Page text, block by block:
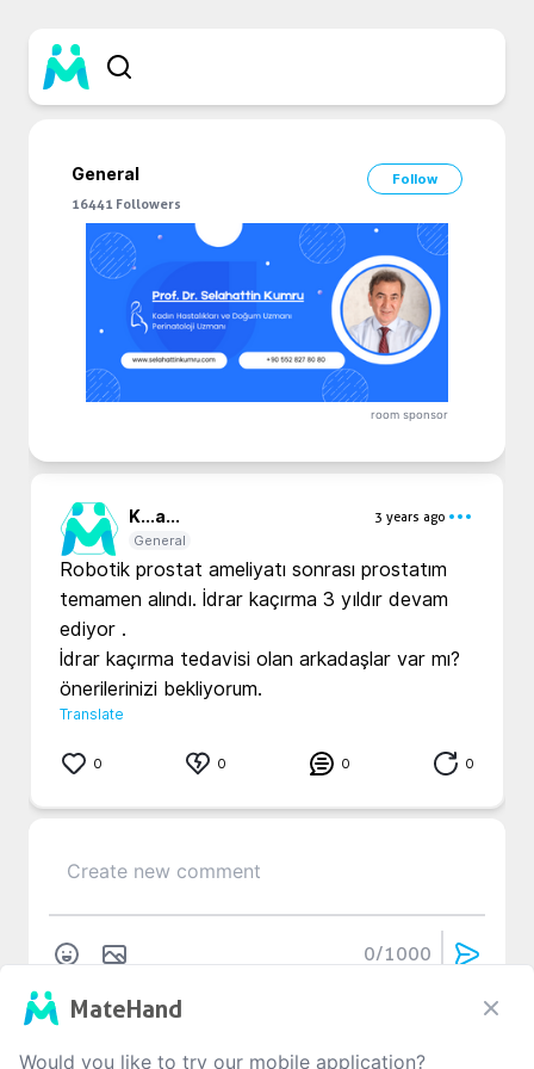
General
Follow
16441 Followers
room sponsor
K...a...
3 years ago
General
Robotik prostat ameliyatı sonrası prostatım
temamen alındı. İdrar kaçırma 3 yıldır devam
ediyor .
İdrar kaçırma tedavisi olan arkadaşlar var mı?
önerilerinizi bekliyorum.
Translate
0 0 0 0
0/1000
MateHand
Would you like to try our mobile application?